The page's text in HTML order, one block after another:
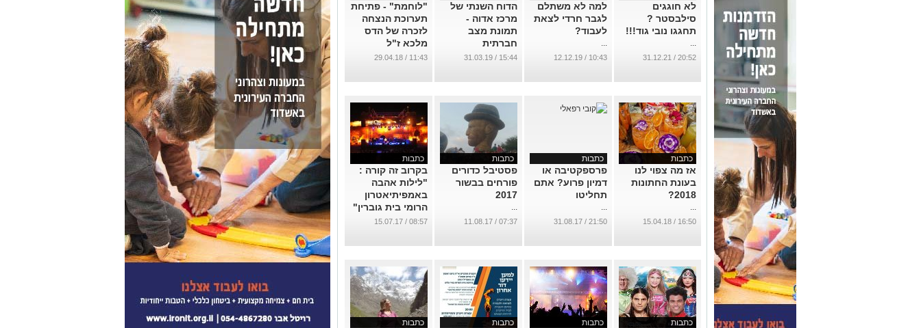
לא חוגגים
סילבסטר ?
תחגגו נובי גוד!!!
...
20:52 / 31.12.21
למה לא משתלם
לגבר חרדי לצאת
לעבוד?
...
10:43 / 12.12.19
הדוח השנתי של
מרכז אדוה -
תמונת מצב
חברתית
...
15:44 / 31.03.19
"לוחמת" - פתיחת
תערוכת הנצחה
לזכרה של הדס
מלכא ז"ל
...
11:43 / 29.04.18
כתבות
אז מה צפוי לנו
בעונת החתונות
2018?
...
16:50 / 15.04.18
כתבות
פרספקטיבה או
דמיון פרוע? אתם
תחליטו
...
21:50 / 31.08.17
כתבות
פסטיבל כדורים
פורחים בבשור
2017
...
07:37 / 11.08.17
כתבות
בקרוב זה קורה :
"לילות אהבה
באמפיתיאטרון
הרומי בית גוברין"
...
08:57 / 15.07.17
כתבות כתבות כתבות כתבות